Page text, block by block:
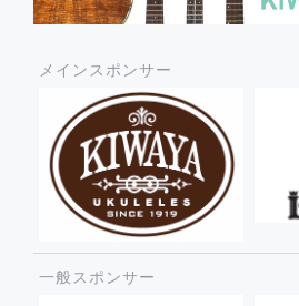
メインスポンサー
一般スポンサー